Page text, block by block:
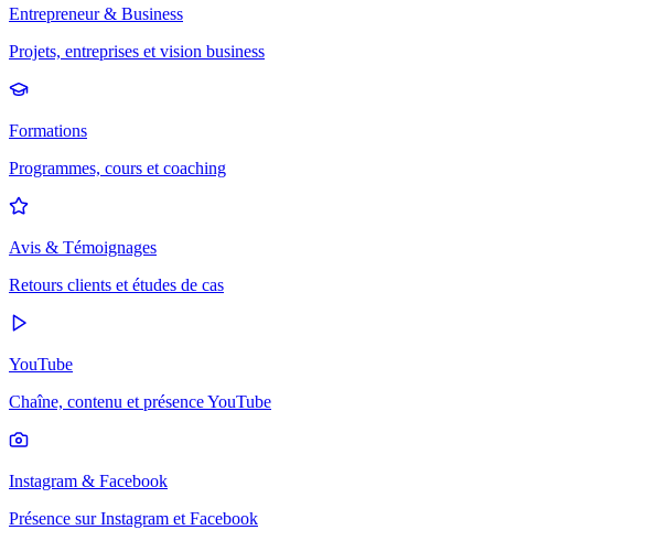
Entrepreneur & Business
Projets, entreprises et vision business
Formations
Programmes, cours et coaching
Avis & Témoignages
Retours clients et études de cas
YouTube
Chaîne, contenu et présence YouTube
Instagram & Facebook
Présence sur Instagram et Facebook